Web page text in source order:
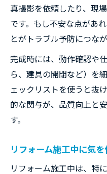
真撮影を依頼したり、現
です。もし不安な点があ
とがトラブル予防につなが
完成時には、動作確認や
ら、建具の開閉など）を
ェックリストを使うと抜
的な関与が、品質向上と
す。
リフォーム施工中に気
リフォーム施工中は、特